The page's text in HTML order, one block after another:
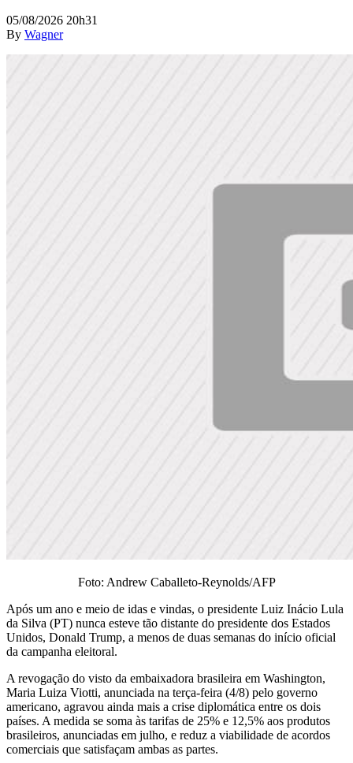
05/08/2026 20h31
By Wagner
Foto: Andrew Caballeto-Reynolds/AFP
Após um ano e meio de idas e vindas, o presidente Luiz Inácio Lula
da Silva (PT) nunca esteve tão distante do presidente dos Estados
Unidos, Donald Trump, a menos de duas semanas do início oficial
da campanha eleitoral.
A revogação do visto da embaixadora brasileira em Washington,
Maria Luiza Viotti, anunciada na terça-feira (4/8) pelo governo
americano, agravou ainda mais a crise diplomática entre os dois
países. A medida se soma às tarifas de 25% e 12,5% aos produtos
brasileiros, anunciadas em julho, e reduz a viabilidade de acordos
comerciais que satisfaçam ambas as partes.